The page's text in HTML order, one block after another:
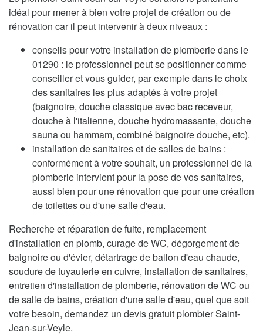
idéal pour mener à bien votre projet de création ou de
rénovation car il peut intervenir à deux niveaux :
conseils pour votre installation de plomberie dans le
01290 : le professionnel peut se positionner comme
conseiller et vous guider, par exemple dans le choix
des sanitaires les plus adaptés à votre projet
(baignoire, douche classique avec bac receveur,
douche à l'italienne, douche hydromassante, douche
sauna ou hammam, combiné baignoire douche, etc).
installation de sanitaires et de salles de bains :
conformément à votre souhait, un professionnel de la
plomberie intervient pour la pose de vos sanitaires,
aussi bien pour une rénovation que pour une création
de toilettes ou d'une salle d'eau.
Recherche et réparation de fuite, remplacement
d'installation en plomb, curage de WC, dégorgement de
baignoire ou d'évier, détartrage de ballon d'eau chaude,
soudure de tuyauterie en cuivre, installation de sanitaires,
entretien d'installation de plomberie, rénovation de WC ou
de salle de bains, création d'une salle d'eau, quel que soit
votre besoin, demandez un devis gratuit plombier Saint-
Jean-sur-Veyle.